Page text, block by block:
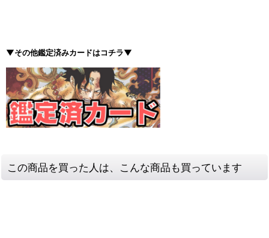
▼その他鑑定済みカードはコチラ▼
この商品を買った人は、こんな商品も買っています